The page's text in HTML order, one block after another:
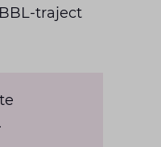
traject